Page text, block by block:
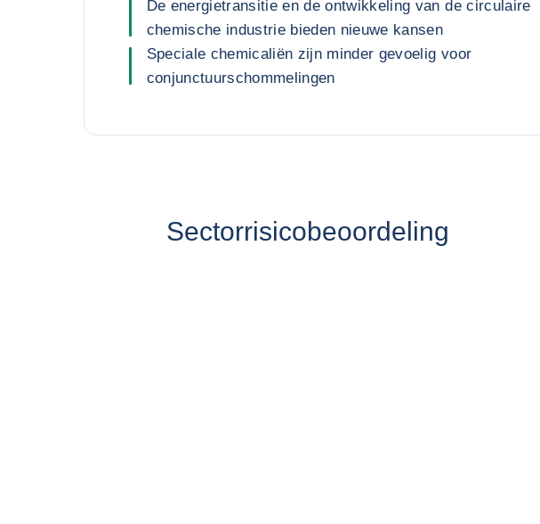
De energietransitie en de ontwikkeling van de circulaire
chemische industrie bieden nieuwe kansen
Speciale chemicaliën zijn minder gevoelig voor
conjunctuurschommelingen
Sectorrisicobeoordeling